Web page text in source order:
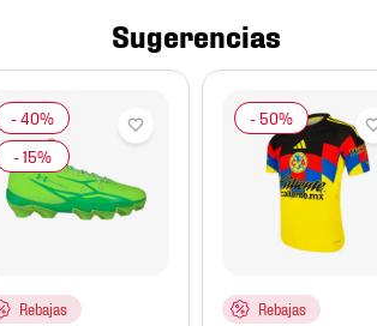
Sugerencias
Rebajas Rebajas